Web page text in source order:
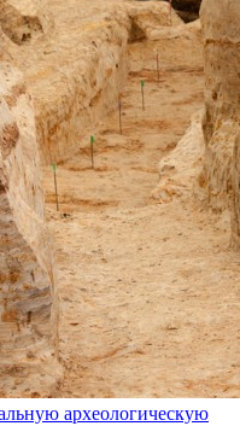
археологическую